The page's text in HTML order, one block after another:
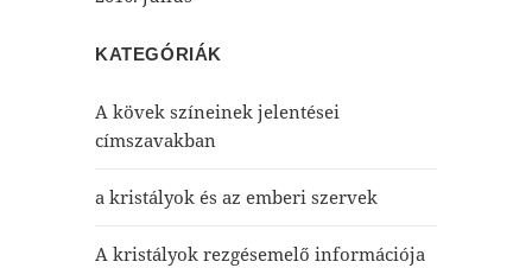
KATEGÓRIÁK
A kövek színeinek jelentései
címszavakban
a kristályok és az emberi szervek
A kristályok rezgésemelő információja